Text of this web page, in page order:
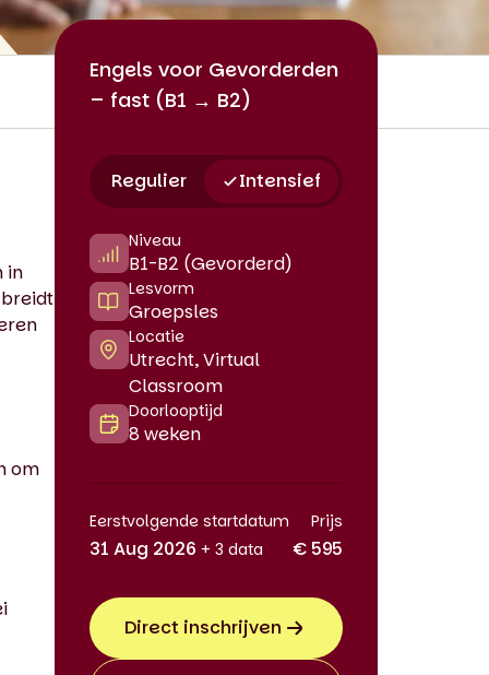
in
om
Engels voor Gevorderden
– fast (B1 → B2)
Regulier Intensief
Niveau
B1-B2 (Gevorderd)
Lesvorm
Groepsles
Locatie
Utrecht, Virtual
Classroom
Doorlooptijd
8 weken
Eerstvolgende startdatum
31 Aug 2026 + 3 data
Prijs
€ 595
Direct inschrijven